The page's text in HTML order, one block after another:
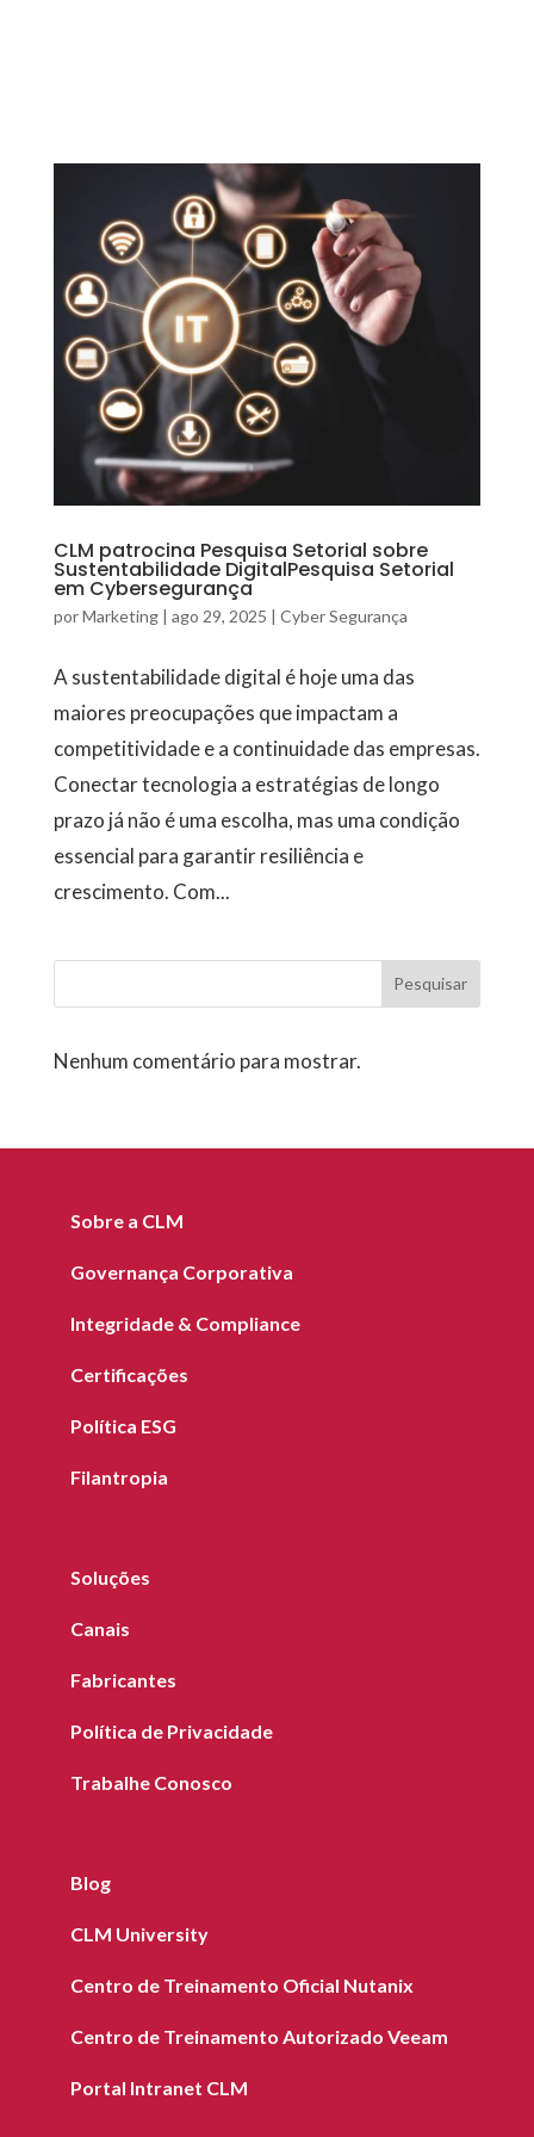
CLM patrocina Pesquisa Setorial sobre
Sustentabilidade DigitalPesquisa Setorial
em Cybersegurança
porMarketing| ago 29, 2025 | Cyber Segurança
A sustentabilidade digital é hoje uma das
maiores preocupações que impactam a
competitividade e a continuidade das empresas.
Conectar tecnologia a estratégias de longo
prazo já não é uma escolha, mas uma condição
essencial para garantir resiliência e
crescimento. Com...
Pesquisar
Nenhum comentário para mostrar.
Sobre a CLM
Governança Corporativa
Integridade & Compliance
Certificações
Política ESG
Filantropia
Soluções
Canais
Fabricantes
Política de Privacidade
Trabalhe Conosco
Blog
CLM University
Centro de Treinamento Oficial Nutanix
Centro de Treinamento Autorizado Veeam
Portal Intranet CLM